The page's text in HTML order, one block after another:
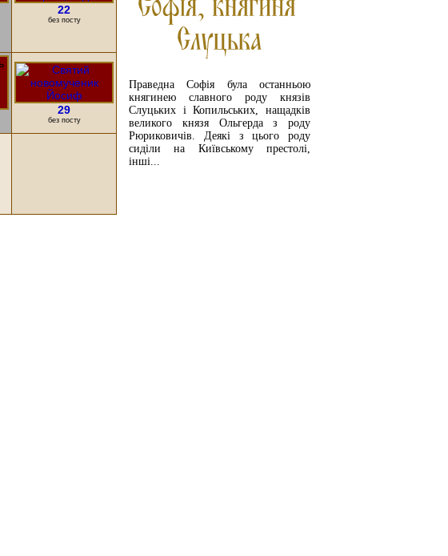
Праведна Софія була останньою
княгинею славного роду князів
Слуцьких і Копильських, нащадків
великого князя Ольгерда з роду
Рюриковичів. Деякі з цього роду
сиділи на Київському престолі,
інші...
22
без посту
29
без посту